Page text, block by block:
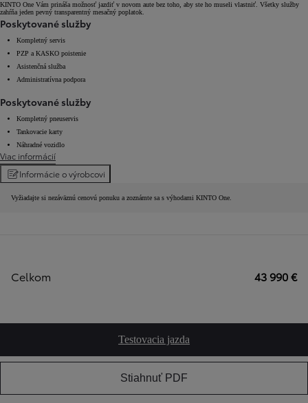
KINTO One Vám prináša možnosť jazdiť v novom aute bez toho, aby ste ho museli vlastniť. Všetky služby
zahŕňa jeden pevný transparentný mesačný poplatok.
Poskytované služby
Kompletný servis
PZP a KASKO poistenie
Asistenčná služba
Administratívna podpora
Poskytované služby
Kompletný pneuservis
Tankovacie karty
Náhradné vozidlo
Viac informácií
Informácie o výrobcovi
Vyžiadajte si nezáväznú cenovú ponuku a zoznámte sa s výhodami KINTO One.
Celkom 43 990 €
Testovacia jazda
Stiahnuť PDF